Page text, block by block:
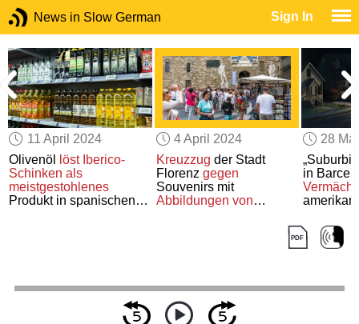
News in Slow German Sign In
11 April 2024
Olivenöl
löst Iberico-
Schinken als
meistgestohlenes
Produkt in spanischen
4 April 2024
Kreuzzug der Stadt
Florenz gegen
Souvenirs mit
Abbildungen von
28
in